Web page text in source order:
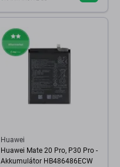
Huawei
Huawei Mate 20 Pro, P30 Pro -
Akkumulátor HB486486ECW